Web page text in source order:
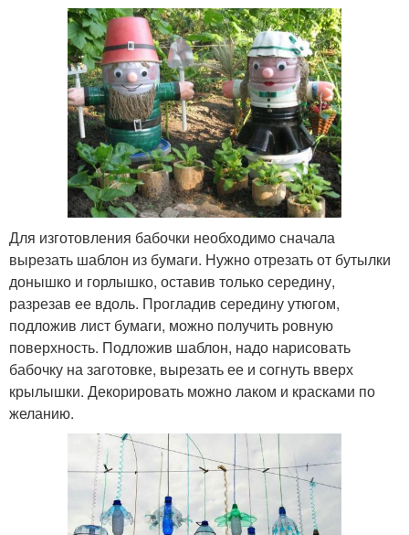
Для изготовления бабочки необходимо сначала
вырезать шаблон из бумаги. Нужно отрезать от бутылки
донышко и горлышко, оставив только середину,
разрезав ее вдоль. Прогладив середину утюгом,
подложив лист бумаги, можно получить ровную
поверхность. Подложив шаблон, надо нарисовать
бабочку на заготовке, вырезать ее и согнуть вверх
крылышки. Декорировать можно лаком и красками по
желанию.